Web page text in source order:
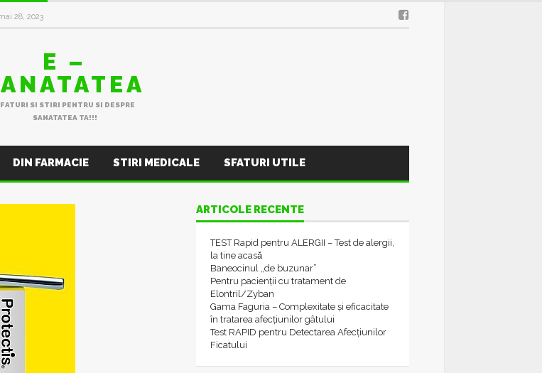
ianuarie 11, 2023
E –
SI STIRI PENTRU SI DESPRE
SANATATEA TA!!!
DIN FARMACIE STIRI MEDICALE SFATURI UTILE
ARTICOLE RECENTE
TEST Rapid pentru ALERGII – Test de alergii,
la tine acasǎ
Baneocinul „de buzunar”
Pentru pacienții cu tratament de
Elontril/Zyban
Gama Faguria – Complexitate și eficacitate
în tratarea afecțiunilor gâtului
Test RAPID pentru Detectarea Afecțiunilor
Ficatului